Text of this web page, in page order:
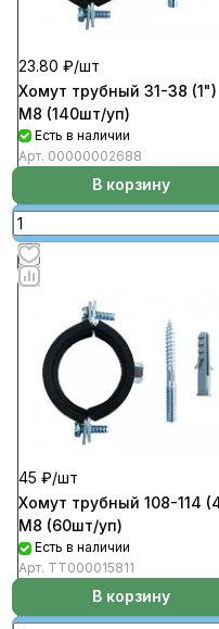
23.80 ₽/шт
Хомут трубный 31-38 (1")
М8 (140шт/уп)
Есть в наличии
Арт. 00000002688
В корзину
45 ₽/шт
Хомут трубный 108-114
М8 (60шт/уп)
Есть в наличии
Арт. ТТ000015811
В корзину